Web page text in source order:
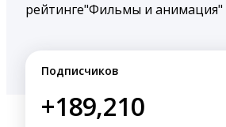
рейтинге"Фильмы и анимация"
Подписчиков
+189,210